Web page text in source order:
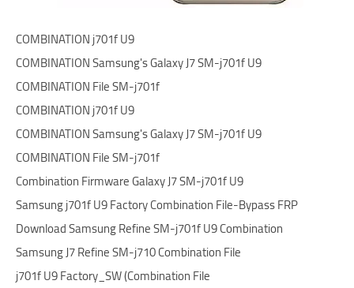
COMBINATION j701f U9
COMBINATION Samsung's Galaxy J7 SM-j701f U9
COMBINATION File SM-j701f
COMBINATION j701f U9
COMBINATION Samsung's Galaxy J7 SM-j701f U9
COMBINATION File SM-j701f
Combination Firmware Galaxy J7 SM-j701f U9
Samsung j701f U9 Factory Combination File-Bypass FRP
Download Samsung Refine SM-j701f U9 Combination
Samsung J7 Refine SM-j710 Combination File
j701f U9 Factory_SW (Combination File